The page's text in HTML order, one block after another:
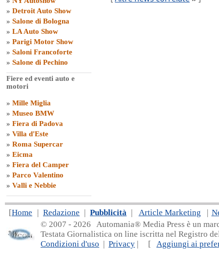
» Detroit Auto Show
» Salone di Bologna
» LA Auto Show
» Parigi Motor Show
» Saloni Francoforte
» Salone di Pechino
Fiere ed eventi auto e
motori
» Mille Miglia
» Museo BMW
» Fiera di Padova
» Villa d'Este
» Roma Supercar
» Eicma
» Fiera del Camper
» Parco Valentino
» Valli e Nebbie
[Home | Redazione | Pubblicità | Article Marketing |
© 2007 - 2026 Automania® Media Press è un
Testata Giornalistica on line iscritta nel Registro
Condizioni d'uso | Privacy | [ Aggiungi ai